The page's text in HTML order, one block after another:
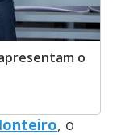
o
, o